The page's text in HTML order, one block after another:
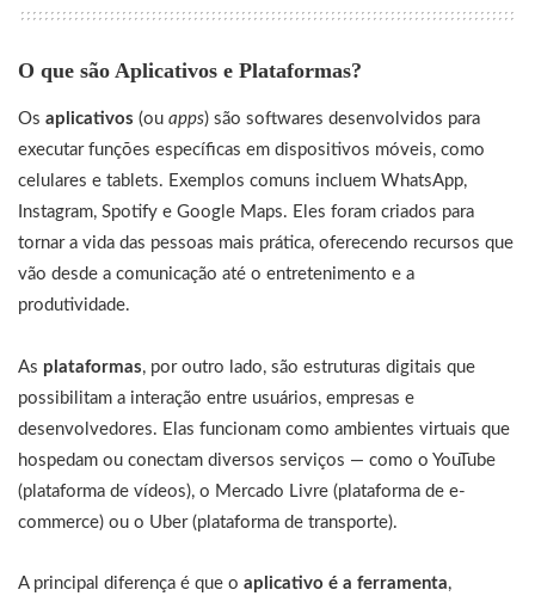
O que são Aplicativos e Plataformas?
Os aplicativos (ou apps) são softwares desenvolvidos para
executar funções específicas em dispositivos móveis, como
celulares e tablets. Exemplos comuns incluem WhatsApp,
Instagram, Spotify e Google Maps. Eles foram criados para
tornar a vida das pessoas mais prática, oferecendo recursos que
vão desde a comunicação até o entretenimento e a
produtividade.
As plataformas, por outro lado, são estruturas digitais que
possibilitam a interação entre usuários, empresas e
desenvolvedores. Elas funcionam como ambientes virtuais que
hospedam ou conectam diversos serviços — como o YouTube
(plataforma de vídeos), o Mercado Livre (plataforma de e-
commerce) ou o Uber (plataforma de transporte).
A principal diferença é que o aplicativo é a ferramenta,